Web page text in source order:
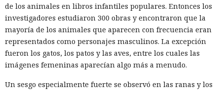
de los animales en libros infantiles populares. Entonces los
investigadores estudiaron 300 obras y encontraron que la
mayoría de los animales que aparecen con frecuencia eran
representados como personajes masculinos. La excepción
fueron los gatos, los patos y las aves, entre los cuales las
imágenes femeninas aparecían algo más a menudo.
Un sesgo especialmente fuerte se observó en las ranas y los